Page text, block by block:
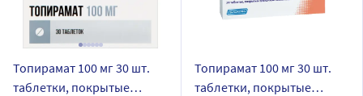
Топирамат 100 мг 30 шт.
таблетки, покрытые
Топирамат 100 мг 30 шт.
таблетки, покрытые